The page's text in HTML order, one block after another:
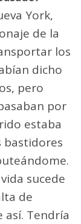
York,
de la
los
dicho
pero
por
estaba
bastidores
sucede
de
así. Tendría